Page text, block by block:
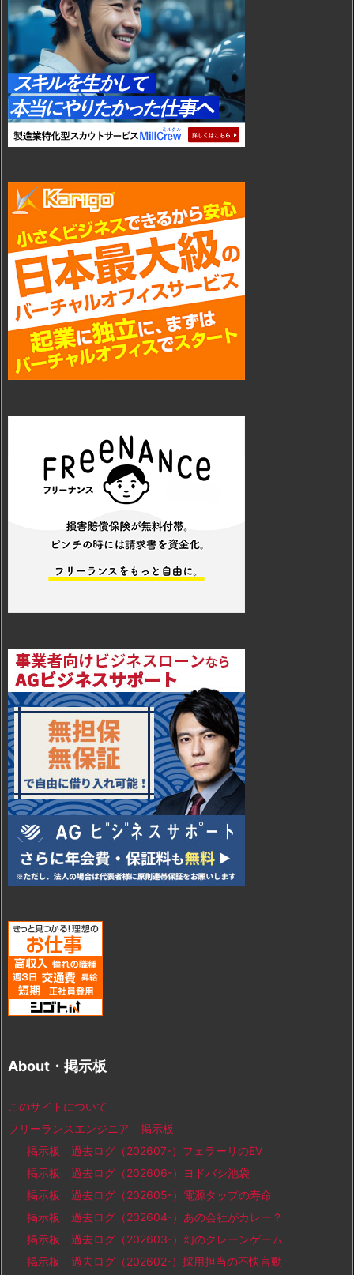
About・掲示板
このサイトについて
フリーランスエンジニア 掲示板
掲示板 過去ログ（202607-）フェラーリのEV
掲示板 過去ログ（202606-）ヨドバシ池袋
掲示板 過去ログ（202605-）電源タップの寿命
掲示板 過去ログ（202604-）あの会社がカレー？
掲示板 過去ログ（202603-）幻のクレーンゲーム
掲示板 過去ログ（202602-）採用担当の不快言動